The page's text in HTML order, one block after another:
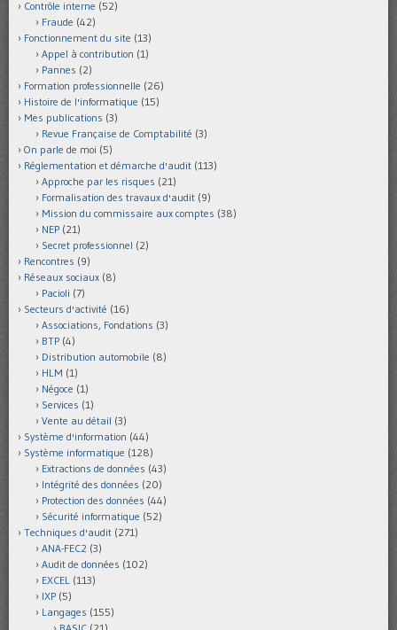
Contrôle interne (52)
Fraude (42)
Fonctionnement du site (13)
Appel à contribution (1)
Pannes (2)
Formation professionnelle (26)
Histoire de l'informatique (15)
Mes publications (3)
Revue Française de Comptabilité (3)
On parle de moi (5)
Réglementation et démarche d'audit (113)
Approche par les risques (21)
Formalisation des travaux d'audit (9)
Mission du commissaire aux comptes (38)
NEP (21)
Secret professionnel (2)
Rencontres (9)
Réseaux sociaux (8)
Pacioli (7)
Secteurs d'activité (16)
Associations, Fondations (3)
BTP (4)
Distribution automobile (8)
HLM (1)
Négoce (1)
Services (1)
Vente au détail (3)
Système d'information (44)
Système informatique (128)
Extractions de données (43)
Intégrité des données (20)
Protection des données (44)
Sécurité informatique (52)
Techniques d'audit (271)
ANA-FEC2 (3)
Audit de données (102)
EXCEL (113)
IXP (5)
Langages (155)